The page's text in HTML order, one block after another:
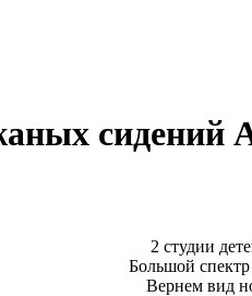
2 студии
Большой
Вернем вид